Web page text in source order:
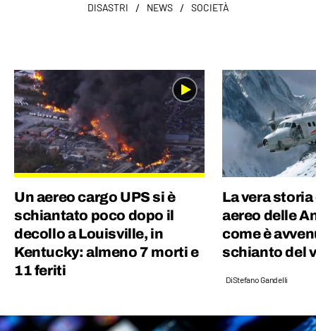
DISASTRI / NEWS / SOCIETÀ
Un aereo cargo UPS si è
schiantato poco dopo il
decollo a Louisville, in
Kentucky: almeno 7 morti e
11 feriti
La vera
aereo delle
come è
schianto del
DiStefano Gandelli